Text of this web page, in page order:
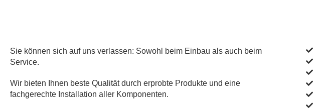
Sie können sich auf uns verlassen: Sowohl beim Einbau als auch beim
Service.
Wir bieten Ihnen beste Qualität durch erprobte Produkte und eine
fachgerechte Installation aller Komponenten.